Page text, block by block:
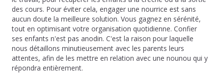
des cours. Pour éviter cela, engager une nourrice est sans
aucun doute la meilleure solution. Vous gagnez en sérénité,
tout en optimisant votre organisation quotidienne. Confier
ses enfants n'est pas anodin. C'est la raison pour laquelle
nous détaillons minutieusement avec les parents leurs
attentes, afin de les mettre en relation avec une nounou qui y
répondra entièrement.